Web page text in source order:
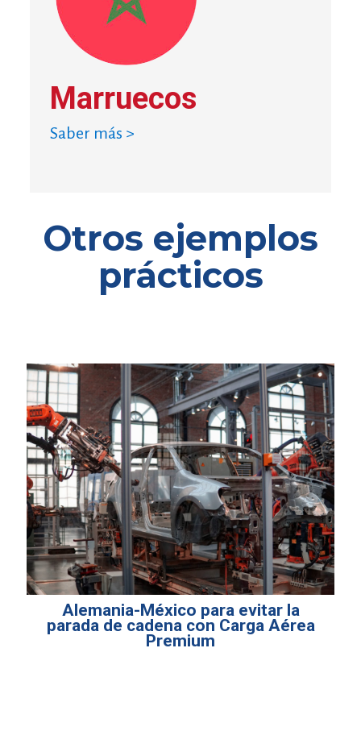
Marruecos
Saber más >
Otros ejemplos
prácticos
Alemania-México para evitar la
parada de cadena con Carga Aérea
Premium